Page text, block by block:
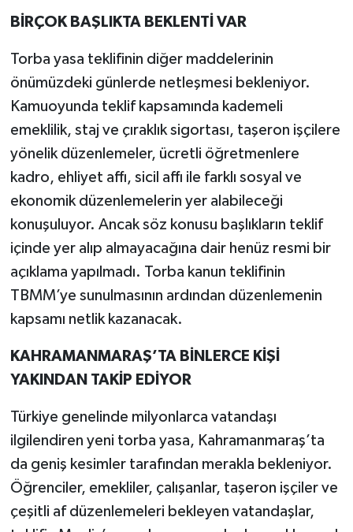
BİRÇOK BAŞLIKTA BEKLENTİ VAR
Torba yasa teklifinin diğer maddelerinin
önümüzdeki günlerde netleşmesi bekleniyor.
Kamuoyunda teklif kapsamında kademeli
emeklilik, staj ve çıraklık sigortası, taşeron işçilere
yönelik düzenlemeler, ücretli öğretmenlere
kadro, ehliyet affı, sicil affı ile farklı sosyal ve
ekonomik düzenlemelerin yer alabileceği
konuşuluyor. Ancak söz konusu başlıkların teklif
içinde yer alıp almayacağına dair henüz resmi bir
açıklama yapılmadı. Torba kanun teklifinin
TBMM’ye sunulmasının ardından düzenlemenin
kapsamı netlik kazanacak.
KAHRAMANMARAŞ’TA BİNLERCE KİŞİ
YAKINDAN TAKİP EDİYOR
Türkiye genelinde milyonlarca vatandaşı
ilgilendiren yeni torba yasa, Kahramanmaraş’ta
da geniş kesimler tarafından merakla bekleniyor.
Öğrenciler, emekliler, çalışanlar, taşeron işçiler ve
çeşitli af düzenlemeleri bekleyen vatandaşlar,